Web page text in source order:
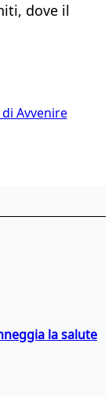
dove il
Avvenire
la salute